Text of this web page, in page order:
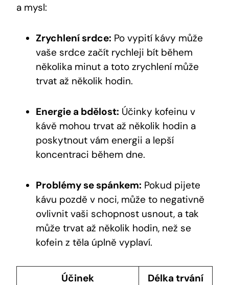
a mysl:
Zrychlení srdce: ⁢Po vypití‌ kávy ‌může
vaše srdce začít rychleji bít⁢ během
několika ‍minut‍ a toto zrychlení ⁣může ​
trvat až několik hodin.
Energie a ⁤bdělost: Účinky⁤ kofeinu v⁤
kávě mohou trvat až několik hodin ⁢a
poskytnout vám energii a lepší
koncentraci během dne.
Problémy se spánkem: Pokud pijete‌
kávu ⁣pozdě v‍ noci, může to negativně
ovlivnit vaši ⁣schopnost ​usnout, ⁤a tak‌
může ‌trvat až‍ několik hodin, než se
kofein z‌ těla úplně‌ vyplaví.
Účinek
Délka ⁢trvání